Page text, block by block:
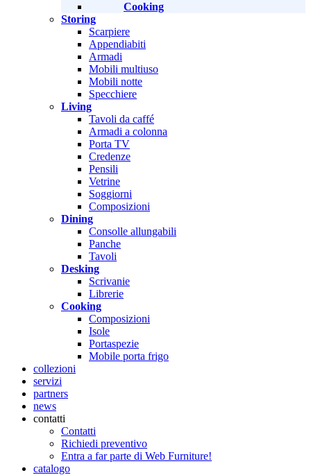
Cooking
Storing
Scarpiere
Appendiabiti
Armadi
Mobili multiuso
Mobili notte
Specchiere
Living
Tavoli da caffé
Armadi a colonna
Porta TV
Credenze
Pensili
Vetrine
Soggiorni
Composizioni
Dining
Consolle allungabili
Panche
Tavoli
Desking
Scrivanie
Librerie
Cooking
Composizioni
Isole
Portaspezie
Mobile porta frigo
collezioni
servizi
partners
news
contatti
Contatti
Richiedi preventivo
Entra a far parte di Web Furniture!
catalogo